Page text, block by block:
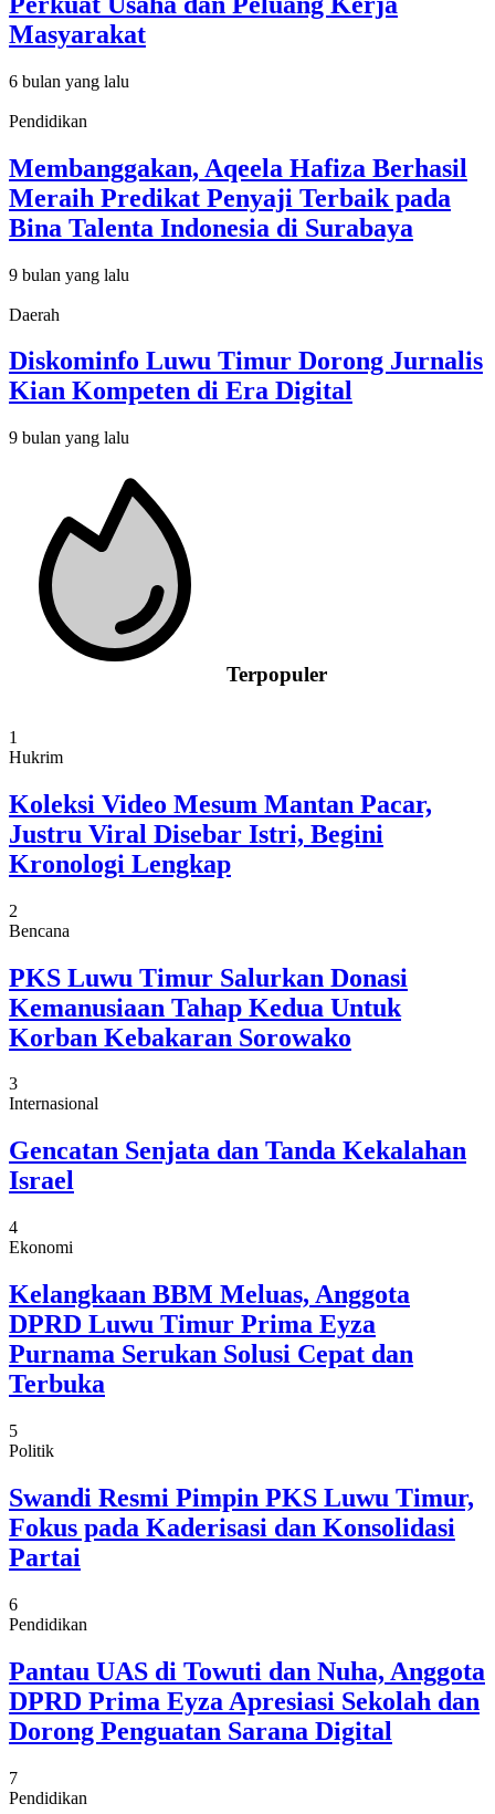
Masyarakat
6 bulan yang lalu
Pendidikan
Membanggakan, Aqeela Hafiza Berhasil
Meraih Predikat Penyaji Terbaik pada
Bina Talenta Indonesia di Surabaya
9 bulan yang lalu
Daerah
Diskominfo Luwu Timur Dorong Jurnalis
Kian Kompeten di Era Digital
9 bulan yang lalu
Terpopuler
1
Hukrim
Koleksi Video Mesum Mantan Pacar,
Justru Viral Disebar Istri, Begini
Kronologi Lengkap
2
Bencana
PKS Luwu Timur Salurkan Donasi
Kemanusiaan Tahap Kedua Untuk
Korban Kebakaran Sorowako
3
Internasional
Gencatan Senjata dan Tanda Kekalahan
Israel
4
Ekonomi
Kelangkaan BBM Meluas, Anggota
DPRD Luwu Timur Prima Eyza
Purnama Serukan Solusi Cepat dan
Terbuka
5
Politik
Swandi Resmi Pimpin PKS Luwu Timur,
Fokus pada Kaderisasi dan Konsolidasi
Partai
6
Pendidikan
Pantau UAS di Towuti dan Nuha, Anggota
DPRD Prima Eyza Apresiasi Sekolah dan
Dorong Penguatan Sarana Digital
7
Pendidikan